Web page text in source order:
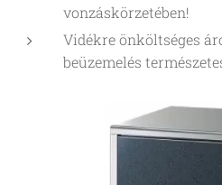
vonzáskörzetében!
Vidékre önköltséges
beüzemelés